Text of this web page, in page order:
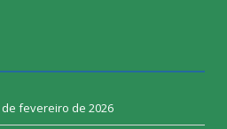
de fevereiro de 2026